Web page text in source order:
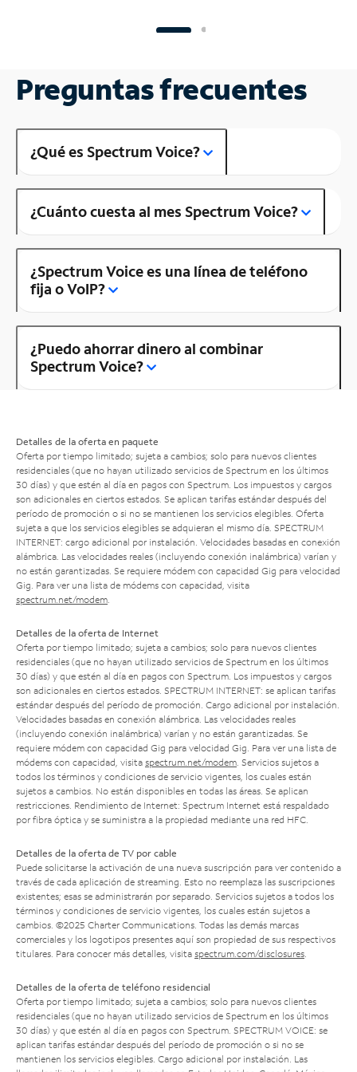
Preguntas frecuentes
¿Qué es Spectrum Voice?
¿Cuánto cuesta al mes Spectrum Voice?
¿Spectrum Voice es una línea de teléfono
fija o VoIP?
¿Puedo ahorrar dinero al combinar
Spectrum Voice?
Detalles de la oferta en paquete
Oferta por tiempo limitado; sujeta a cambios; solo para nuevos clientes
residenciales (que no hayan utilizado servicios de Spectrum en los últimos
30 días) y que estén al día en pagos con Spectrum. Los impuestos y cargos
son adicionales en ciertos estados. Se aplican tarifas estándar después del
período de promoción o si no se mantienen los servicios elegibles. Oferta
sujeta a que los servicios elegibles se adquieran el mismo día. SPECTRUM
INTERNET: cargo adicional por instalación. Velocidades basadas en conexión
alámbrica. Las velocidades reales (incluyendo conexión inalámbrica) varían y
no están garantizadas. Se requiere módem con capacidad Gig para velocidad
Gig. Para ver una lista de módems con capacidad, visita
spectrum.net/modem
Detalles de la oferta de Internet
Oferta por tiempo limitado; sujeta a cambios; solo para nuevos clientes
residenciales (que no hayan utilizado servicios de Spectrum en los últimos
30 días) y que estén al día en pagos con Spectrum. Los impuestos y cargos
son adicionales en ciertos estados. SPECTRUM INTERNET: se aplican tarifas
estándar después del período de promoción. Cargo adicional por instalación.
Velocidades basadas en conexión alámbrica. Las velocidades reales
(incluyendo conexión inalámbrica) varían y no están garantizadas. Se
requiere módem con capacidad Gig para velocidad Gig. Para ver una lista de
módems con capacidad, visita spectrum.net/modem . Servicios sujetos a
todos los términos y condiciones de servicio vigentes, los cuales están
sujetos a cambios. No están disponibles en todas las áreas. Se aplican
restricciones. Rendimiento de Internet: Spectrum Internet está respaldado
por fibra óptica y se suministra a la propiedad mediante una red HFC.
Detalles de la oferta de TV por cable
Puede solicitarse la activación de una nueva suscripción para ver contenido a
través de cada aplicación de streaming. Esto no reemplaza las suscripciones
existentes; esas se administrarán por separado. Servicios sujetos a todos los
términos y condiciones de servicio vigentes, los cuales están sujetos a
cambios. ©2025 Charter Communications. Todas las demás marcas
comerciales y los logotipos presentes aquí son propiedad de sus respectivos
titulares. Para conocer más detalles, visita spectrum.com/disclosures
Detalles de la oferta de teléfono residencial
Oferta por tiempo limitado; sujeta a cambios; solo para nuevos clientes
residenciales (que no hayan utilizado servicios de Spectrum en los últimos
30 días) y que estén al día en pagos con Spectrum. SPECTRUM VOICE: se
aplican tarifas estándar después del período de promoción o si no se
mantienen los servicios elegibles. Cargo adicional por instalación. Las